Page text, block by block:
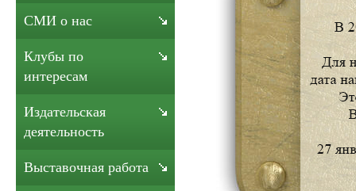
СМИ о нас
Клубы по
интересам
Издательская
деятельность
Выставочная работа